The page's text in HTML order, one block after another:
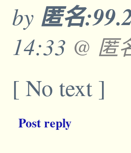
by 匿名
14:33 @ 匿
[ No text ]
Post reply